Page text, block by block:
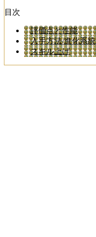
目次
評価点と性能
入手方法/進化系統
スキル上げ